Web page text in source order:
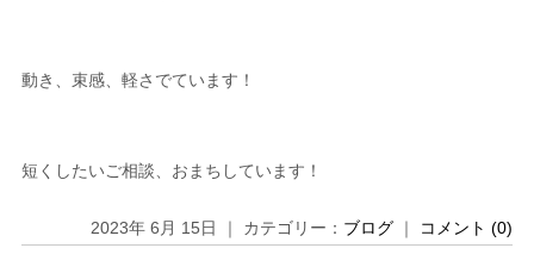
動き、束感、軽さでています！
短くしたいご相談、おまちしています！
2023年 6月 15日 ｜ カテゴリー： ブログ ｜ コメント (0)